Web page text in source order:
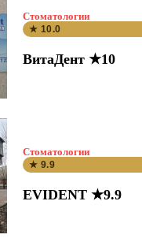
Стоматологии
★ 10.0
ВитаДент ★10
Стоматологии
★ 9.9
EVIDENT ★9.9